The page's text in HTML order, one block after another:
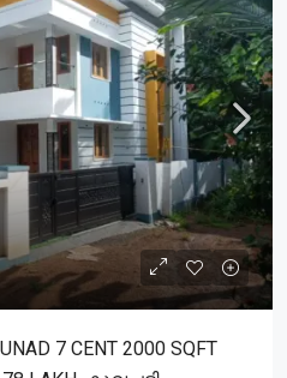
7 CENT 2000 SQFT